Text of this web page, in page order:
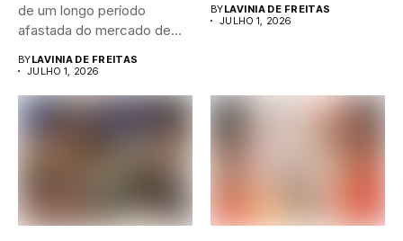
de um longo período
afastada do mercado de...
BYLAVINIA DE FREITAS
JULHO 1, 2026
BYLAVINIA DE FREITAS
JULHO 1, 2026